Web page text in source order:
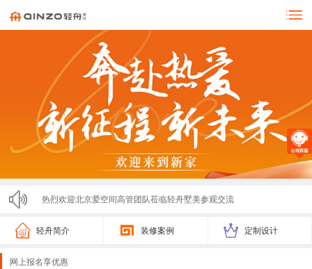
热烈欢迎北京爱空间高管团队莅临轻舟墅美参观交流
零投诉！！！济宁轻舟墅美装饰亮相市监局315展会，...
轻舟简介 装修案例 定制设计
网上报名享优惠